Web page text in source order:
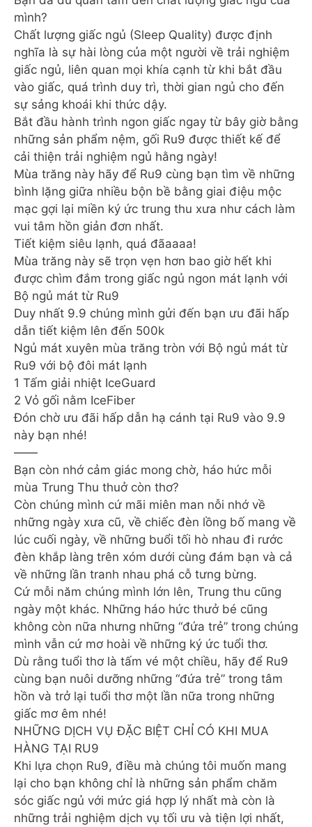
mình?
Chất lượng giấc ngủ (Sleep Quality) được định
nghĩa là sự hài lòng của một người về trải nghiệm
giấc ngủ, liên quan mọi khía cạnh từ khi bắt đầu
vào giấc, quá trình duy trì, thời gian ngủ cho đến
sự sảng khoái khi thức dậy.
Bắt đầu hành trình ngon giấc ngay từ bây giờ bằng
những sản phẩm nệm, gối Ru9 được thiết kế để
cải thiện trải nghiệm ngủ hằng ngày!
Mùa trăng này hãy để Ru9 cùng bạn tìm về những
bình lặng giữa nhiều bộn bề bằng giai điệu mộc
mạc gợi lại miền ký ức trung thu xưa như cách làm
vui tâm hồn giản đơn nhất.
Tiết kiệm siêu lạnh, quá đãaaaa!
Mùa trăng này sẽ trọn vẹn hơn bao giờ hết khi
được chìm đắm trong giấc ngủ ngon mát lạnh với
Bộ ngủ mát từ Ru9
Duy nhất 9.9 chúng mình gửi đến bạn ưu đãi hấp
dẫn tiết kiệm lên đến 500k
Ngủ mát xuyên mùa trăng tròn với Bộ ngủ mát từ
Ru9 với bộ đôi mát lạnh
1 Tấm giải nhiệt IceGuard
2 Vỏ gối nằm IceFiber
Đón chờ ưu đãi hấp dẫn hạ cánh tại Ru9 vào 9.9
này bạn nhé!
——
Bạn còn nhớ cảm giác mong chờ, háo hức mỗi
mùa Trung Thu thuở còn thơ?
Còn chúng mình cứ mãi miên man nỗi nhớ về
những ngày xưa cũ, về chiếc đèn lồng bố mang về
lúc cuối ngày, về những buổi tối hò nhau đi rước
đèn khắp làng trên xóm dưới cùng đám bạn và cả
về những lần tranh nhau phá cỗ tưng bừng.
Cứ mỗi năm chúng mình lớn lên, Trung thu cũng
ngày một khác. Những háo hức thưở bé cũng
không còn nữa nhưng những “đứa trẻ” trong chúng
mình vẫn cứ mơ hoài về những ký ức tuổi thơ.
Dù rằng tuổi thơ là tấm vé một chiều, hãy để Ru9
cùng bạn nuôi dưỡng những “đứa trẻ” trong tâm
hồn và trở lại tuổi thơ một lần nữa trong những
giấc mơ êm nhé!
NHỮNG DỊCH VỤ ĐẶC BIỆT CHỈ CÓ KHI MUA
HÀNG TẠI RU9
Khi lựa chọn Ru9, điều mà chúng tôi muốn mang
lại cho bạn không chỉ là những sản phẩm chăm
sóc giấc ngủ với mức giá hợp lý nhất mà còn là
những trải nghiệm dịch vụ tối ưu và tiện lợi nhất,